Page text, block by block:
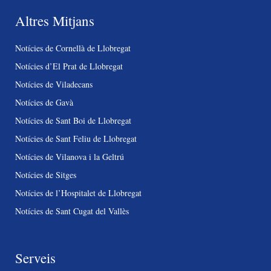
Altres Mitjans
Notícies de Cornellà de Llobregat
Notícies d’El Prat de Llobregat
Notícies de Viladecans
Notícies de Gavà
Notícies de Sant Boi de Llobregat
Notícies de Sant Feliu de Llobregat
Notícies de Vilanova i la Geltrú
Notícies de Sitges
Notícies de l’Hospitalet de Llobregat
Notícies de Sant Cugat del Vallès
Serveis